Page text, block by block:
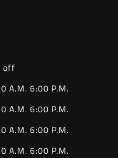
off
A.M. 6:00 P.M.
A.M. 6:00 P.M.
A.M. 6:00 P.M.
A.M. 6:00 P.M.